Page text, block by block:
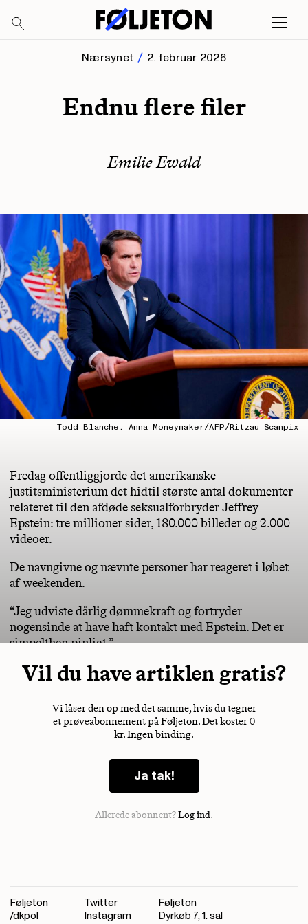
Nærsynet 2. februar 2026
Endnu flere filer
Emilie Ewald
Todd Blanche. Anna Moneymaker/AFP/Ritzau Scanpix
Fredag offentliggjorde det amerikanske
justitsministerium det hidtil største antal dokumenter
relateret til den afdøde seksualforbryder Jeffrey
Epstein: tre millioner sider, 180.000 billeder og 2.000
videoer.
De navngivne og nævnte personer har reageret i løbet
af weekenden.
“Jeg udviste dårlig dømmekraft og fortryder
nogensinde at have haft kontakt med Epstein. Det er
simpelthen pinligt,”
Vil du have artiklen gratis?
Vi låser den op med det samme, hvis du tegner
et prøveabonnement på Føljeton. Det koster 0
kr. Ingen binding.
Ja tak!
Allerede abonnent?Log ind.
Føljeton
/dkpol
Twitter
Instagram
Føljeton
Dyrkøb 7, 1. sal